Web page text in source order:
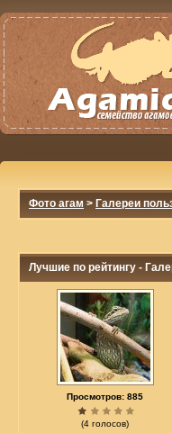
Фото агам > Галереи
Лучшие по рейтингу -
Просмотров: 885
(4 голосов)